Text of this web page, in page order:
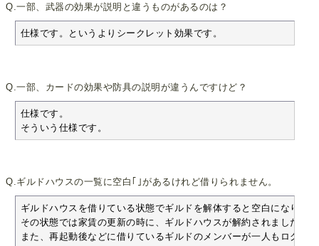
Q.一部、武器の効果が説明と違うものがあるのは？
仕様です。というよりシークレット効果です。
Q.一部、カードの効果や防具の説明が違うんですけど？
仕様です。
そういう仕様です。
Q.ギルドハウスの一覧に空白｢｣があるけれど借りられません。
ギルドハウスを借りている状態でギルドを解体すると空白になりま
その状態では家賃の更新の時に、ギルドハウスが解約されましたと
また、再起動後などに借りているギルドのメンバーが一人もログイ